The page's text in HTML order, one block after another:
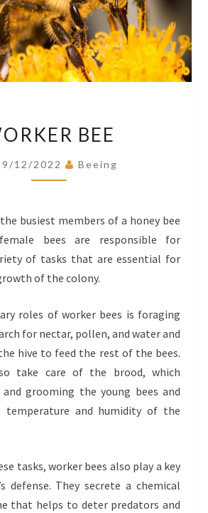
BEEBEE
12/2022 Beeing
busiest members of a honey bee
bees are responsible for
of tasks that are essential for
of the colony.
roles of worker bees is foraging
for nectar, pollen, and water and
hive to feed the rest of the bees.
take care of the brood, which
and grooming the young bees and
temperature and humidity of the
tasks, worker bees also play a key
defense. They secrete a chemical
that helps to deter predators and